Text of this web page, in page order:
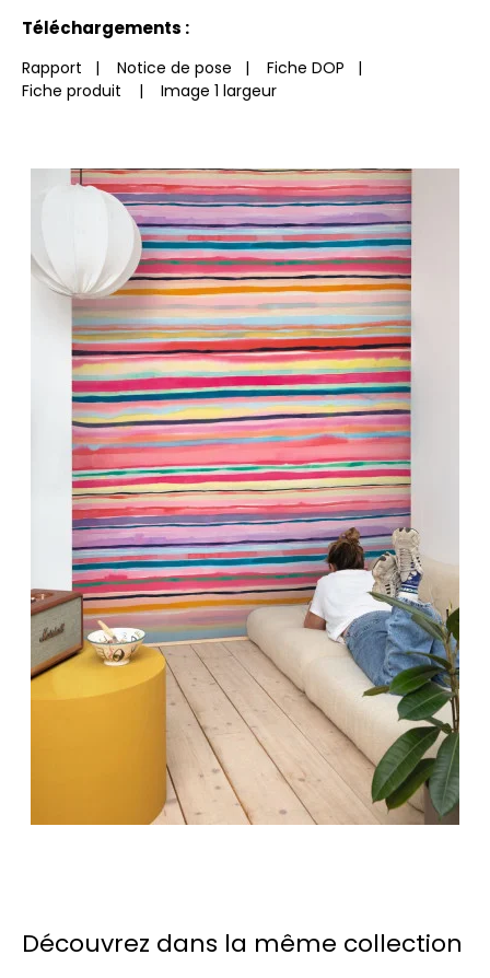
Téléchargements :
Rapport | Notice de pose | Fiche DOP |
Fiche produit
| Image 1 largeur
Découvrez dans la même collection